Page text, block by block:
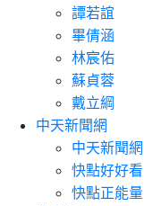
譚若誼
畢倩涵
林宸佑
蘇貞蓉
戴立綱
中天新聞網
中天新聞網
快點好好看
快點正能量